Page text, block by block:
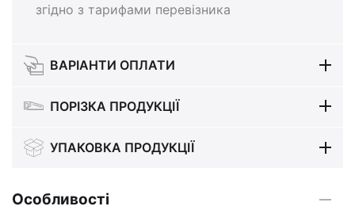
згідно з тарифами перевізника
ВАРІАНТИ ОПЛАТИ
ПОРІЗКА ПРОДУКЦІЇ
УПАКОВКА ПРОДУКЦІЇ
Особливості